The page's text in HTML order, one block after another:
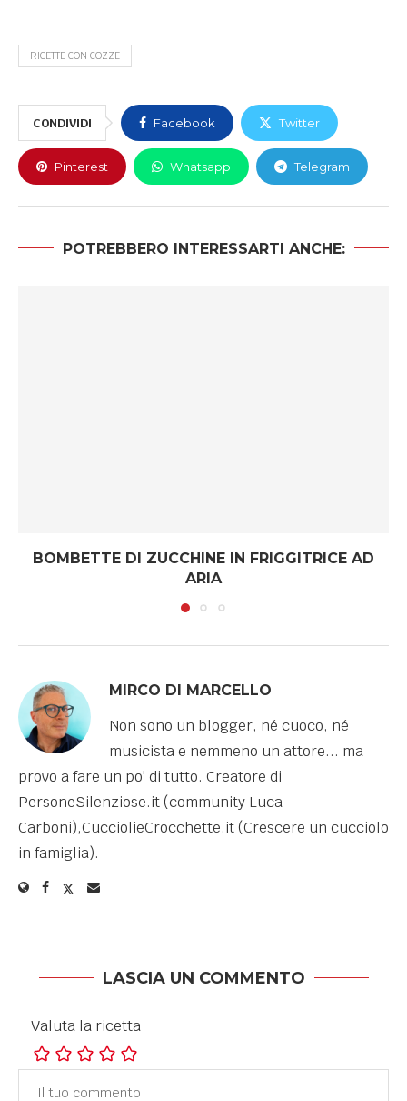
RICETTE CON COZZE
CONDIVIDI Facebook Twitter
Pinterest Whatsapp Telegram
POTREBBERO INTERESSARTI ANCHE:
BOMBETTE DI ZUCCHINE IN FRIGGITRICE AD
ARIA
MIRCO DI MARCELLO
Non sono un blogger, né cuoco, né
musicista e nemmeno un attore... ma
provo a fare un po' di tutto. Creatore di
PersoneSilenziose.it (community Luca
Carboni),CucciolieCrocchette.it (Crescere un cucciolo
in famiglia).
LASCIA UN COMMENTO
Valuta la ricetta